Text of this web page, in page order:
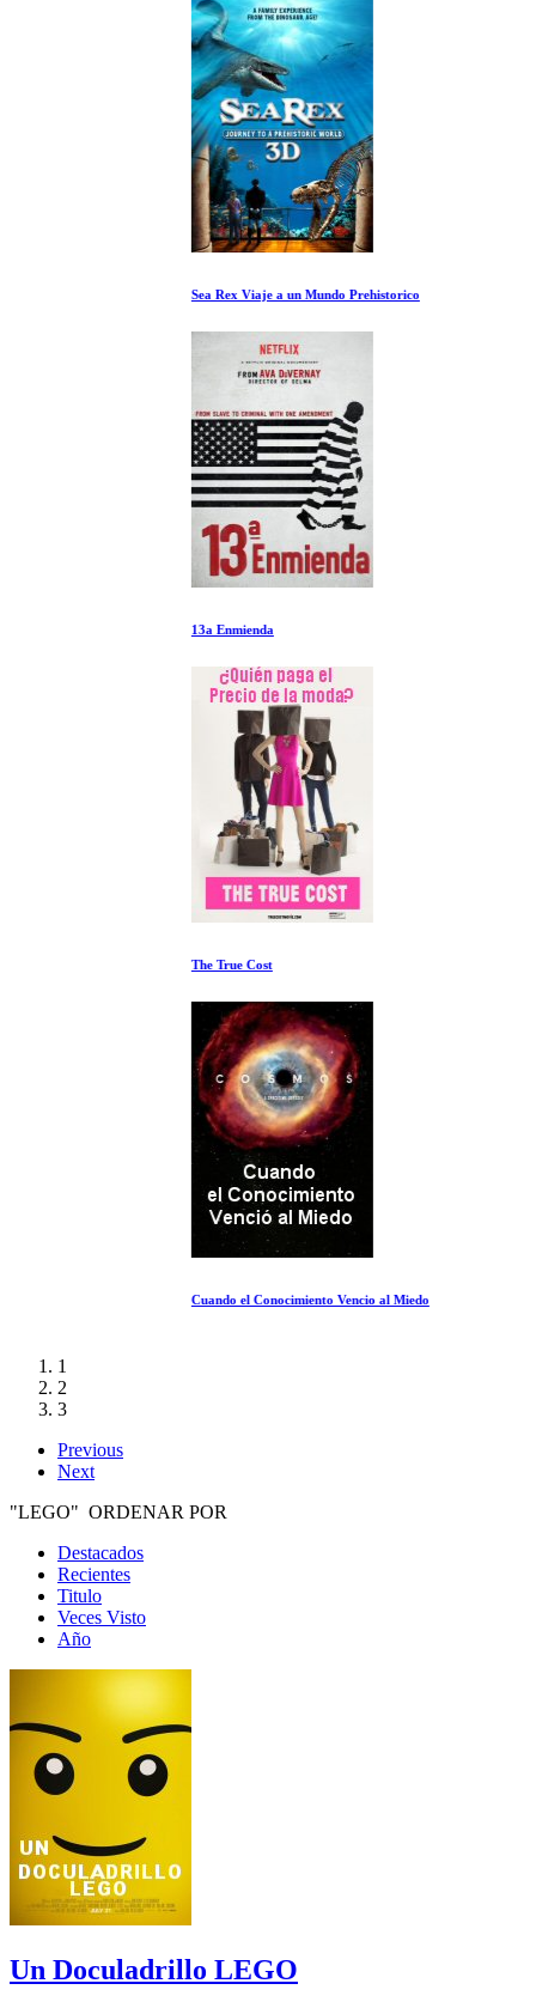
Sea Rex Viaje a un Mundo Prehistorico
Cuando el Conocimiento Vencio al Miedo
1
2
3
Previous
Next
"LEGO" ORDENAR POR
Destacados
Recientes
Titulo
Veces Visto
Año
Un Doculadrillo LEGO